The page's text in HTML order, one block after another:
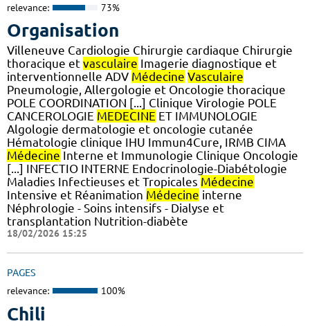
relevance: 73%
Organisation
Villeneuve Cardiologie Chirurgie cardiaque Chirurgie
thoracique et vasculaire Imagerie diagnostique et
interventionnelle ADV Médecine Vasculaire
Pneumologie, Allergologie et Oncologie thoracique
POLE COORDINATION [...] Clinique Virologie POLE
CANCEROLOGIE MEDECINE ET IMMUNOLOGIE
Algologie dermatologie et oncologie cutanée
Hématologie clinique IHU Immun4Cure, IRMB CIMA
Médecine Interne et Immunologie Clinique Oncologie
[...] INFECTIO INTERNE Endocrinologie-Diabétologie
Maladies Infectieuses et Tropicales Médecine
Intensive et Réanimation Médecine interne
Néphrologie - Soins intensifs - Dialyse et
transplantation Nutrition-diabète
18/02/2026 15:25
PAGES
relevance: 100%
Chili